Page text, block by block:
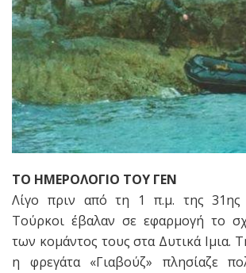
ΤΟ ΗΜΕΡΟΛΟΓΙΟ ΤΟΥ ΓΕΝ
Λίγο πριν από τη 1 π.μ. της 31ης
Τούρκοι έβαλαν σε εφαρμογή το
των κομάντος τους στα Δυτικά Ιμια.
η φρεγάτα «Γιαβούζ» πλησίαζε